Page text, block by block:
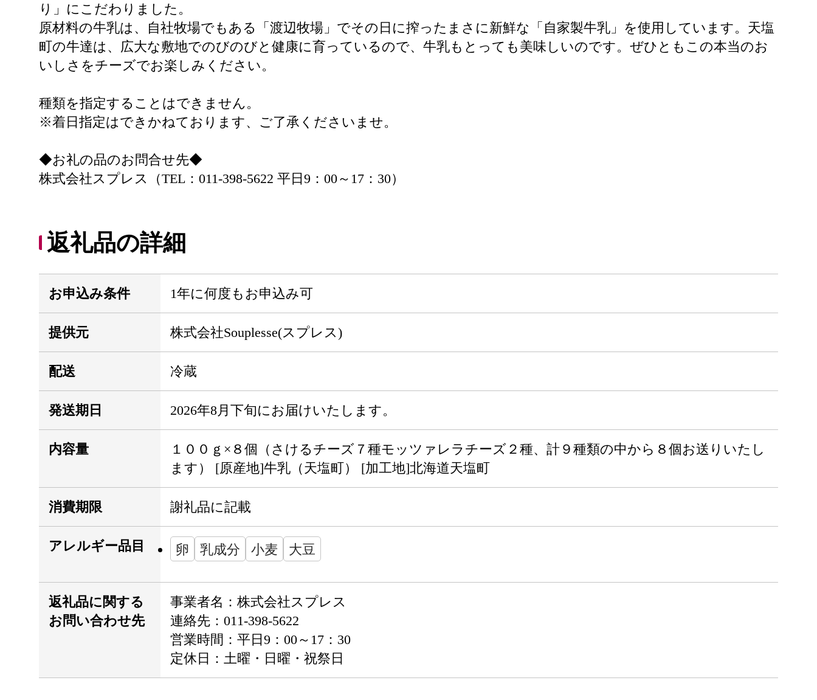
り」にこだわりました。
原材料の牛乳は、自社牧場でもある「渡辺牧場」でその日に搾ったまさに新鮮な「自家製牛乳」を使用しています。天塩
町の牛達は、広大な敷地でのびのびと健康に育っているので、牛乳もとっても美味しいのです。ぜひともこの本当のお
いしさをチーズでお楽しみください。
種類を指定することはできません。
※着日指定はできかねております、ご了承くださいませ。
◆お礼の品のお問合せ先◆
株式会社スプレス（TEL：011-398-5622 平日9：00～17：30）
返礼品の詳細
お申込み条件 1年に何度もお申込み可
提供元 株式会社Souplesse(スプレス)
配送 冷蔵
発送期日 2026年8月下旬にお届けいたします。
内容量
１００ｇ×８個（さけるチーズ７種モッツァレラチーズ２種、計９種類の中から８個お送りいたし
ます） [原産地]牛乳（天塩町） [加工地]北海道天塩町
消費期限 謝礼品に記載
アレルギー品目 卵 乳成分 小麦 大豆
返礼品に関する
お問い合わせ先
事業者名：株式会社スプレス
連絡先：011-398-5622
営業時間：平日9：00～17：30
定休日：土曜・日曜・祝祭日